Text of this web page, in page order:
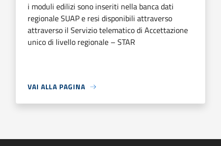
i moduli edilizi sono inseriti nella banca dati
regionale SUAP e resi disponibili attraverso
attraverso il Servizio telematico di Accettazione
unico di livello regionale – STAR
VAI ALLA PAGINA